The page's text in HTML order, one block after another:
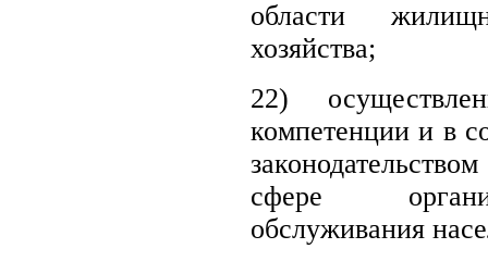
области
хозяйства;
22)
компетенции и в
сфере
обслуживания